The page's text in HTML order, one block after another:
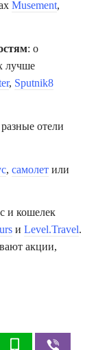
Musement,
: о
лучше
, Sputnik8
отели
, самолет или
и кошелек
и Level.Travel.
акции,